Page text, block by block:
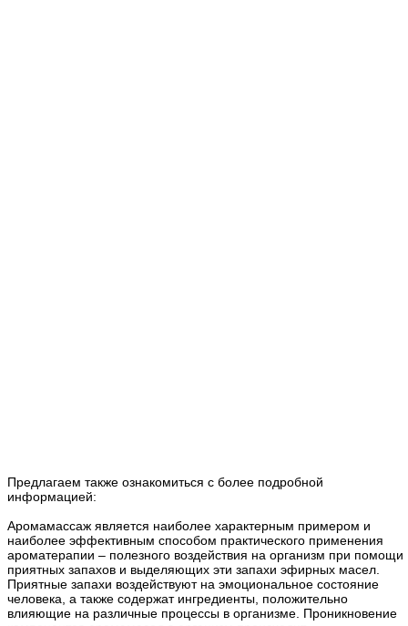
Предлагаем также ознакомиться с более подробной
информацией:
Аромамассаж является наиболее характерным примером и
наиболее эффективным способом практического применения
ароматерапии – полезного воздействия на организм при помощи
приятных запахов и выделяющих эти запахи эфирных масел.
Приятные запахи воздействуют на эмоциональное состояние
человека, а также содержат ингредиенты, положительно
влияющие на различные процессы в организме. Проникновение